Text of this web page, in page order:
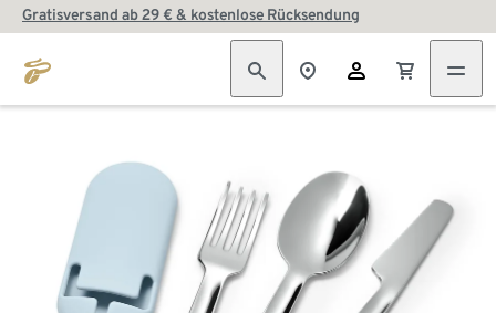
Gratisversand ab 29 € & kostenlose Rücksendung